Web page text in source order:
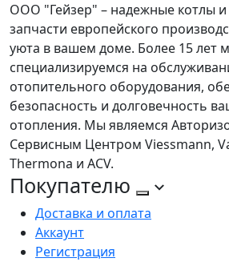
ООО "Гейзер" – надежные котлы и
запчасти европейского
уюта в вашем доме. Более 15 лет
специализируемся на
отопительного оборудования,
безопасность и долговечность
отопления. Мы являемся
Сервисным Центром Viessmann,
Thermona и ACV.
Покупателю
Доставка и оплата
Аккаунт
Регистрация